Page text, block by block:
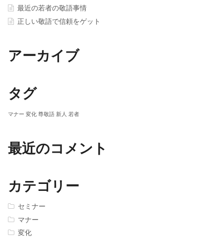
最近の若者の敬語事情
正しい敬語で信頼をゲット
アーカイブ
タグ
マナー 変化 尊敬語 新人 若者
最近のコメント
カテゴリー
セミナー
マナー
変化